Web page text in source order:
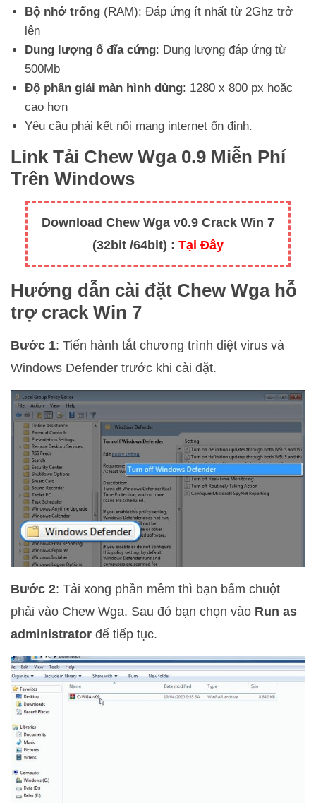
Bộ nhớ trống (RAM): Đáp ứng ít nhất từ 2Ghz trở
lên
Dung lượng ổ đĩa cứng: Dung lượng đáp ứng từ
500Mb
Độ phân giải màn hình dùng: 1280 x 800 px hoặc
cao hơn
Yêu cầu phải kết nối mạng internet ổn định.
Link Tải Chew Wga 0.9 Miễn Phí
Trên Windows
Download Chew Wga v0.9 Crack Win 7
(32bit /64bit) : Tại Đây
Hướng dẫn cài đặt Chew Wga hỗ
trợ crack Win 7
Bước 1: Tiến hành tắt chương trình diệt virus và
Windows Defender trước khi cài đặt.
Bước 2: Tải xong phần mềm thì bạn bấm chuột
phải vào Chew Wga. Sau đó bạn chọn vào Run as
administrator để tiếp tục.